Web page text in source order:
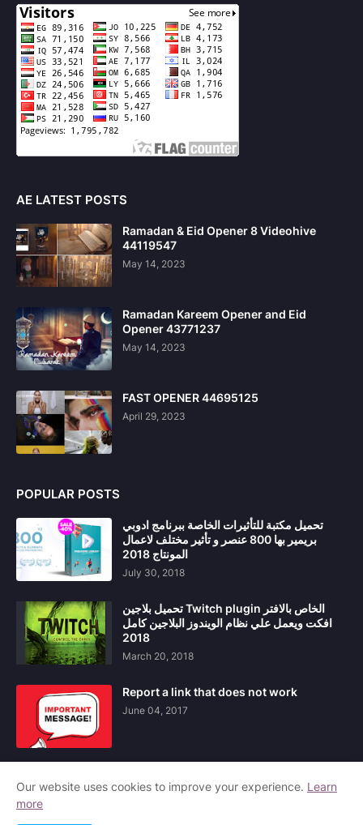
AE LATEST POSTS
Ramadan & Eid Opener 8 Videohive
44119547
May 14, 2023
Ramadan Kareem Opener and Eid
Opener 43771237
May 14, 2023
FAST OPENER 44695125
April 29, 2023
POPULAR POSTS
تحميل مكتبة للتأثيرات الخاصة ببرنامج ادوبي
بريمير بها 800 عنصر و تأثير مختلف لاعمال
المونتاج 2018
July 30, 2018
تحميل بلاجين Twitch plugin الخاص بالافتر
افكت ويعمل علي نظام الويندوز البلاجين كامل
2018
March 20, 2018
Report a link that does not work
June 04, 2017
Our website uses cookies to improve your experience. Learn
more